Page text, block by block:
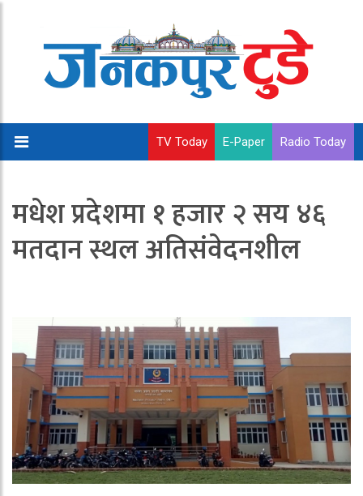
TV Today E-Paper Radio Today
मधेश प्रदेशमा १ हजार २ सय ४६
मतदान स्थल अतिसंवेदनशील